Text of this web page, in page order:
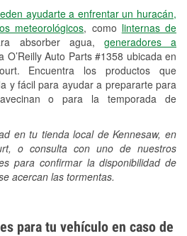
ayudarte a enfrentar un huracán,
meteorológicos, como linternas de
absorber agua, generadores a
O’Reilly Auto Parts #1358 ubicada en
Encuentra los productos que
y fácil para ayudar a prepararte para
o para la temporada de
en tu tienda local de Kennesaw, en
o consulta con uno de nuestros
para confirmar la disponibilidad de
acercan las tormentas.
para tu vehículo en caso de